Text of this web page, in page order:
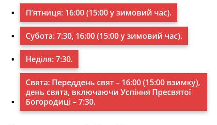
П’ятниця: 16:00 (15:00 у зимовий час).
Субота: 7:30, 16:00 (15:00 у зимовий час).
Неділя: 7:30.
Свята: Переддень свят – 16:00 (15:00 взимку),
день свята, включаючи Успіння Пресвятої
Богородиці – 7:30.